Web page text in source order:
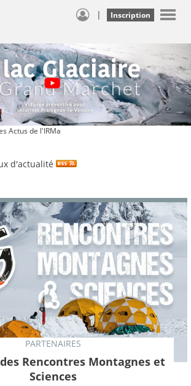
| Inscription
Actus de l'IRMa
d'actualité
PARTENAIRES
Rencontres Montagnes et
Sciences